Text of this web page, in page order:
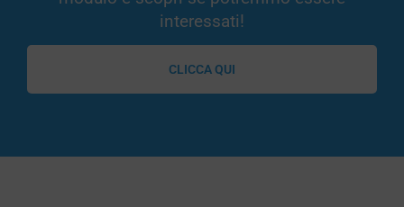
interessati!
CLICCA QUI